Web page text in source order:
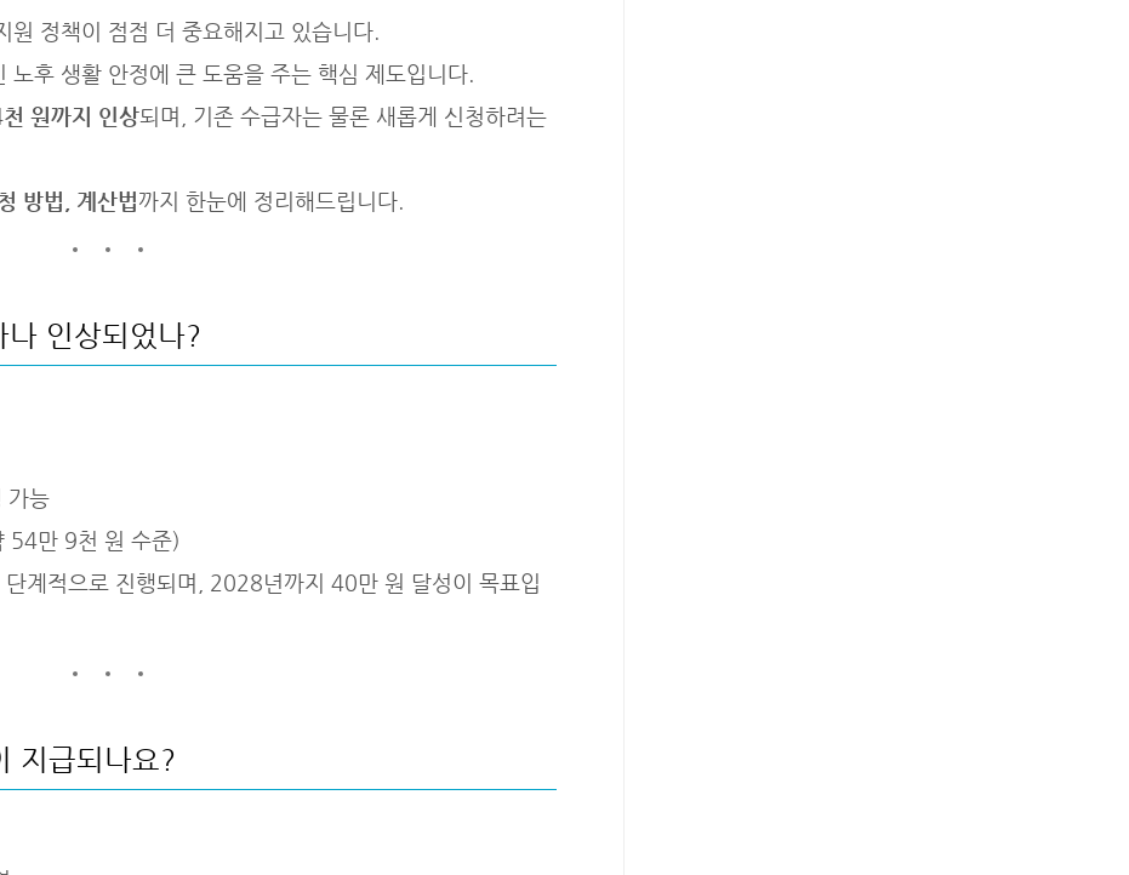
원 정책이 점점 더 중요해지고 있습니다.
노후 생활 안정에 큰 도움을 주는 핵심 제도입니다.
원까지 인상되며, 기존 수급자는 물론 새롭게 신청하려는
방법, 계산법까지 한눈에 정리해드립니다.
인상되었나?
가능
54만 9천 원 수준)
계적으로 진행되며, 2028년까지 40만 원 달성이 목표입
지급되나요?